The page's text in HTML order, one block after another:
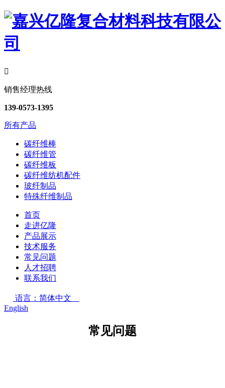

销售经理热线
139-0573-1395
所有产品
碳纤维棒
碳纤维管
碳纤维板
碳纤维纺机配件
玻纤制品
特殊纤维制品
首页
走进亿隆
产品展示
技术服务
常见问题
人才招聘
联系我们
语言：简体中文
English
常见问题